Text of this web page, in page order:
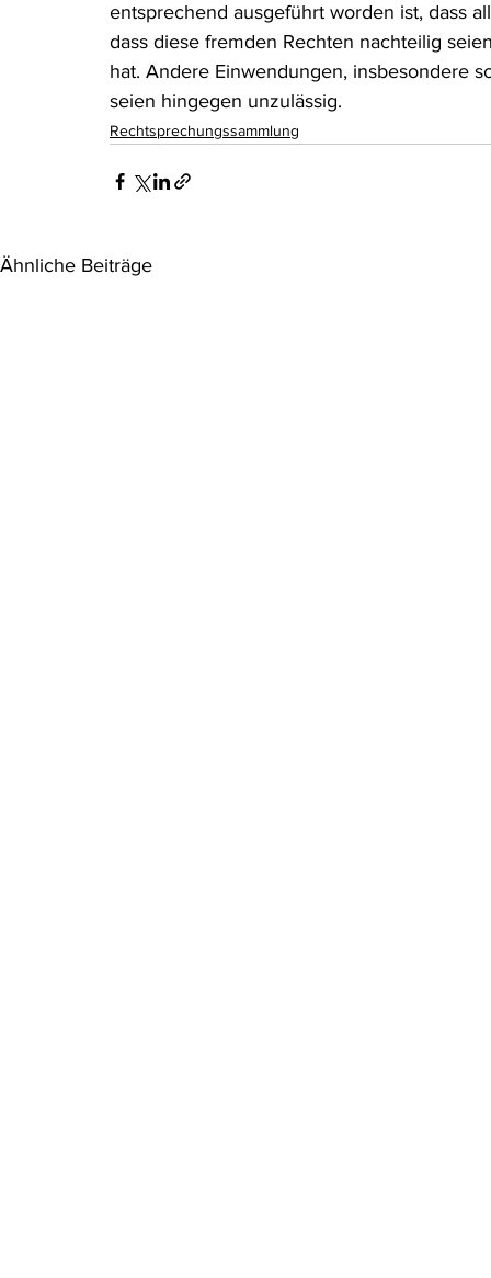
entsprechend ausgeführt worden ist, dass
dass diese fremden Rechten nachteilig
hat. Andere Einwendungen, insbesondere
seien hingegen unzulässig.
Rechtsprechungssammlung
Ähnliche Beiträge